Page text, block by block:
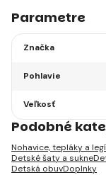
Parametre
Značka
Pohlavie
Veľkosť
Podobné
Nohavice, tepláky a
Detské šaty a sukne
Detská obuvDoplnky